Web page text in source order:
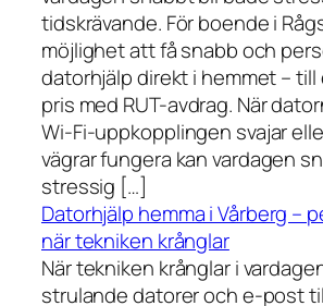
tidskrävande. För boende i
möjlighet att få snabb och
datorhjälp direkt i hemmet –
pris med RUT-avdrag. När
Wi-Fi-uppkopplingen svajar
vägrar fungera kan vardagen
stressig […]
Datorhjälp hemma i Vårberg –
när tekniken krånglar
När tekniken krånglar i
strulande datorer och e-post